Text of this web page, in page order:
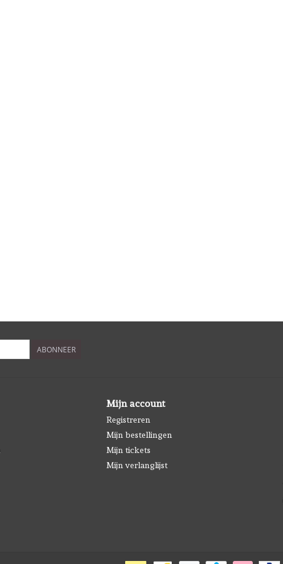
ABONNEER
Mijn account
Registreren
Mijn bestellingen
Mijn tickets
Mijn verlanglijst